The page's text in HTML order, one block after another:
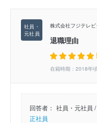
株式会社フジテレ
退職理由
在籍時期：2018年
回答者： 社員・元社員 /
正社員